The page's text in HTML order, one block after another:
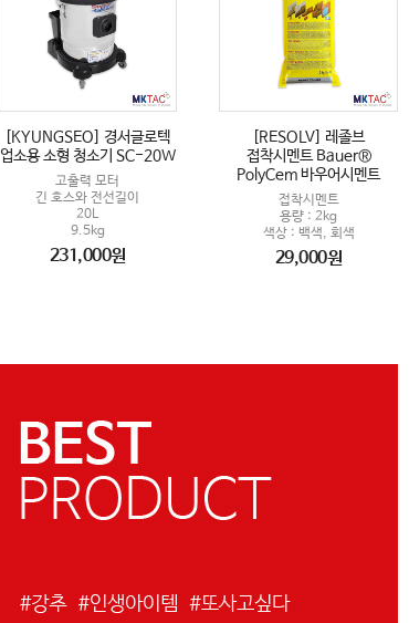
[KYUNGSEO] 경서글로텍
업소용 소형 청소기 SC-20W
고출력 모터
긴 호스와 전선길이
20L
9.5kg
231,000원
[RESOLV] 레졸브
접착시멘트 Bauer®
PolyCem 바우어시멘트
접착시멘트
용량 : 2kg
색상 : 백색, 회색
29,000원